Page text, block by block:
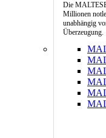
Die
Millionen
unabhängig
Überzeugung.